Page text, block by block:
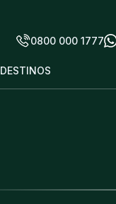
0800 000 1777
DESTINOS